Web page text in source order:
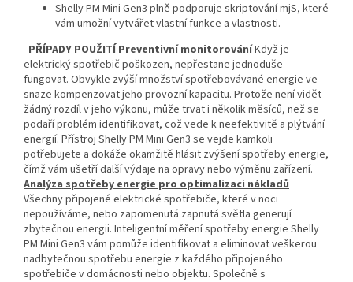
Shelly PM Mini Gen3 plně podporuje skriptování mjS, které
vám umožní vytvářet vlastní funkce a vlastnosti.
PŘÍPADY POUŽITÍPreventivní monitorováníKdyž je
elektrický spotřebič poškozen, nepřestane jednoduše
fungovat. Obvykle zvýší množství spotřebovávané energie ve
snaze kompenzovat jeho provozní kapacitu. Protože není vidět
žádný rozdíl v jeho výkonu, může trvat i několik měsíců, než se
podaří problém identifikovat, což vede k neefektivitě a plýtvání
energií. Přístroj Shelly PM Mini Gen3 se vejde kamkoli
potřebujete a dokáže okamžitě hlásit zvýšení spotřeby energie,
čímž vám ušetří další výdaje na opravy nebo výměnu zařízení.
Analýza spotřeby energie pro optimalizaci nákladů
Všechny připojené elektrické spotřebiče, které v noci
nepoužíváme, nebo zapomenutá zapnutá světla generují
zbytečnou energii. Inteligentní měření spotřeby energie Shelly
PM Mini Gen3 vám pomůže identifikovat a eliminovat veškerou
nadbytečnou spotřebu energie z každého připojeného
spotřebiče v domácnosti nebo objektu. Společně s